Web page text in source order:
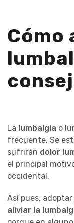
Cómo
La lumbalgia o
frecuente. Se
sufrirán dolor
el principal
occidental.
Así pues,
aliviar la